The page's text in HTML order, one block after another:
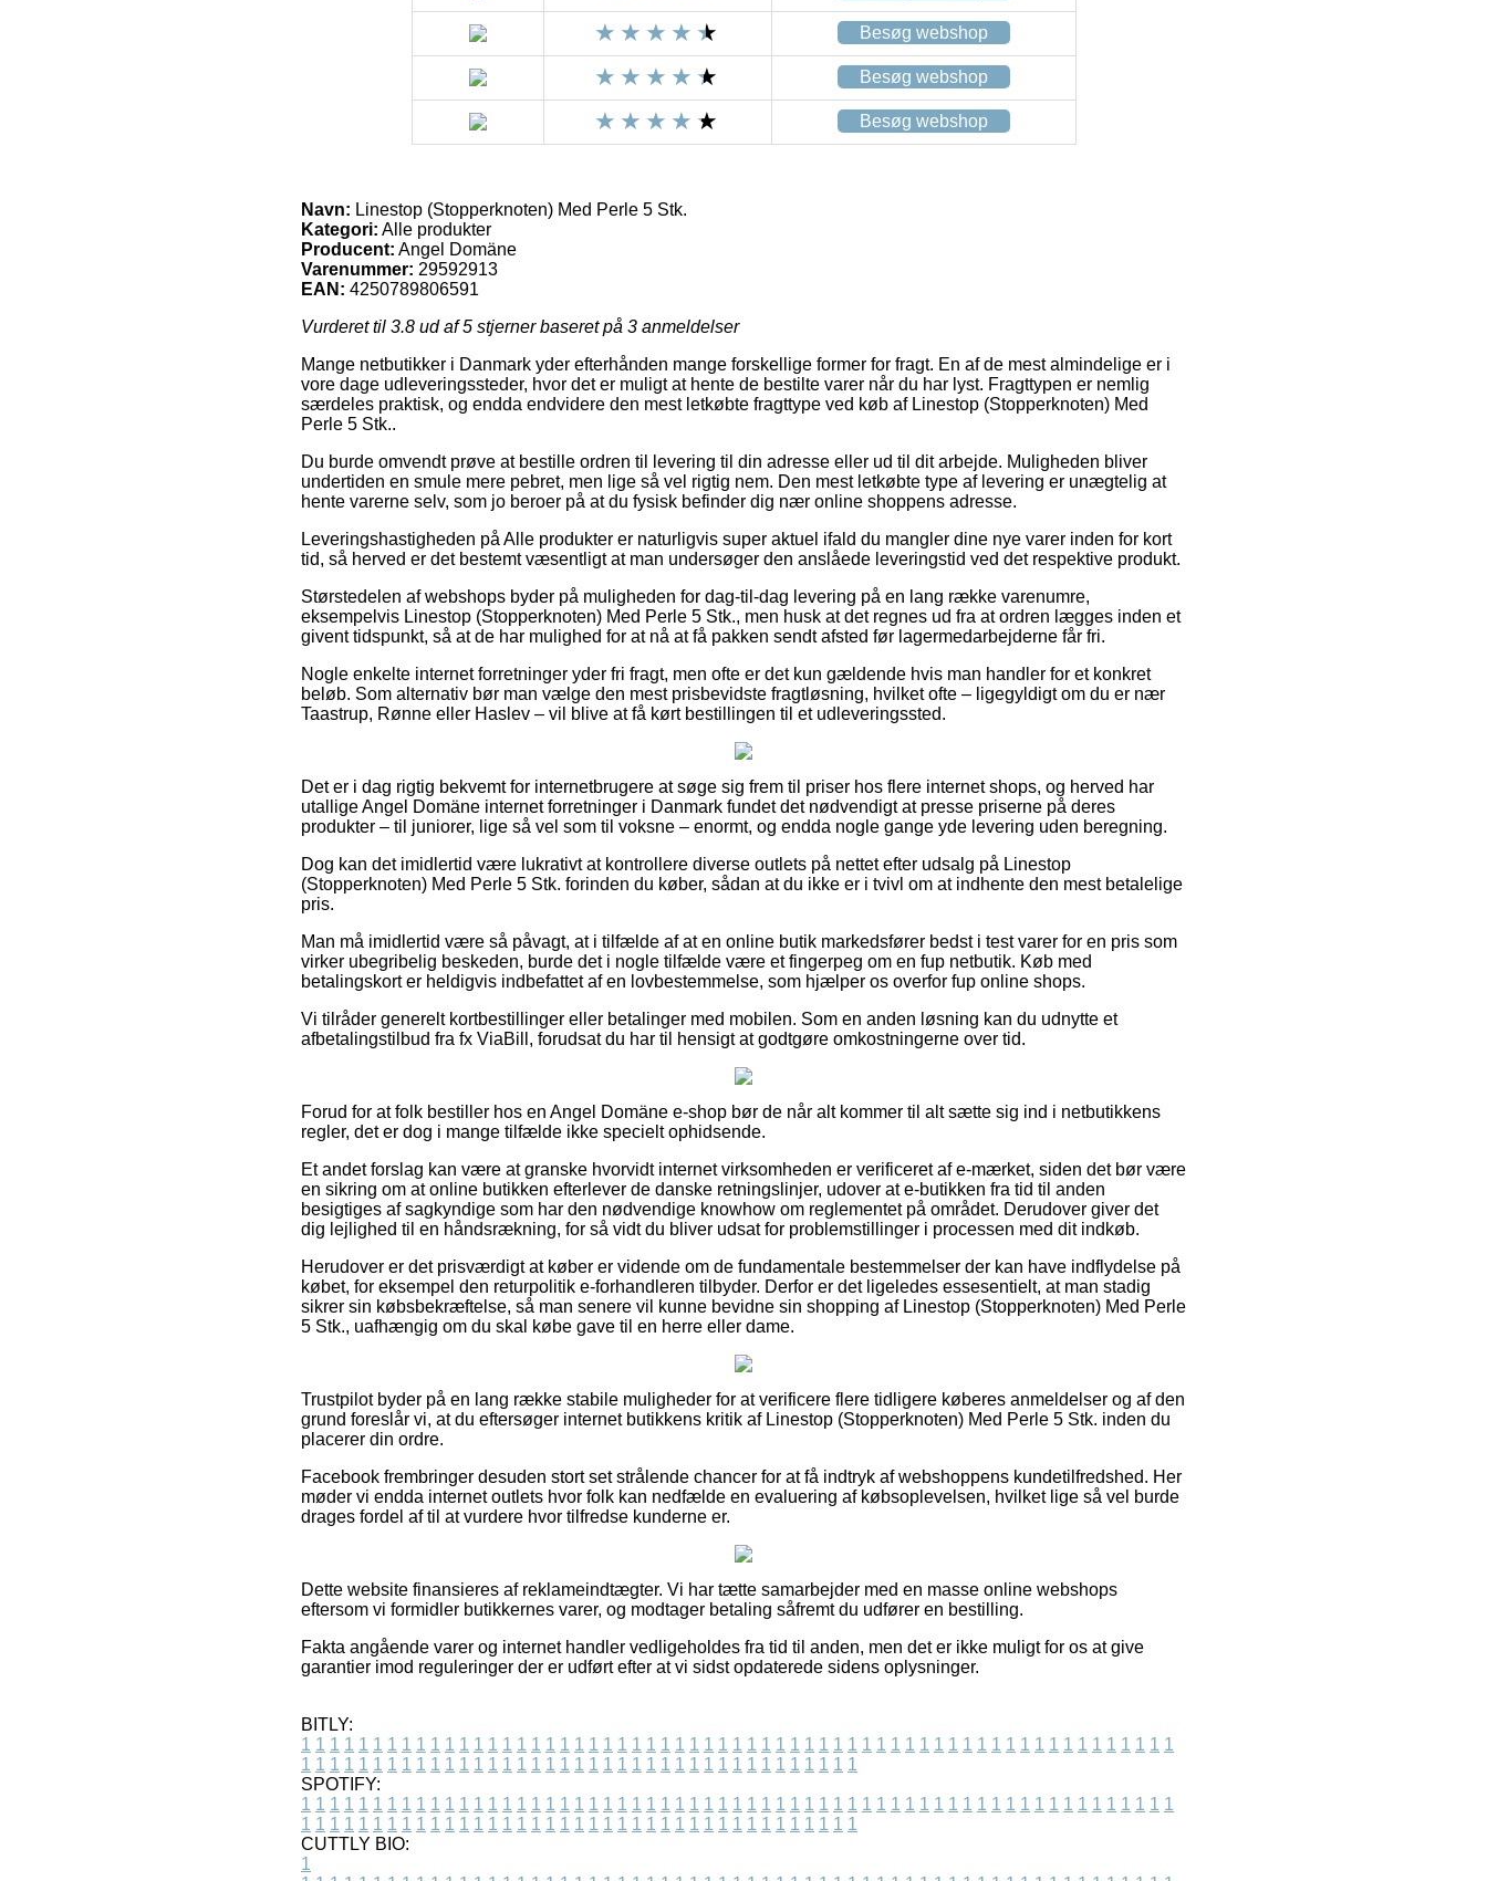
Besøg webshop
Besøg webshop
Besøg webshop
Navn: Linestop (Stopperknoten) Med Perle 5 Stk.
Kategori: Alle produkter
Producent: Angel Domäne
Varenummer: 29592913
EAN: 4250789806591
Vurderet til 3.8 ud af 5 stjerner baseret på 3 anmeldelser
Mange netbutikker i Danmark yder efterhånden mange forskellige former for fragt. En af de mest almindelige er i
vore dage udleveringssteder, hvor det er muligt at hente de bestilte varer når du har lyst. Fragttypen er nemlig
særdeles praktisk, og endda endvidere den mest letkøbte fragttype ved køb af Linestop (Stopperknoten) Med
Perle 5 Stk..
Du burde omvendt prøve at bestille ordren til levering til din adresse eller ud til dit arbejde. Muligheden bliver
undertiden en smule mere pebret, men lige så vel rigtig nem. Den mest letkøbte type af levering er unægtelig at
hente varerne selv, som jo beroer på at du fysisk befinder dig nær online shoppens adresse.
Leveringshastigheden på Alle produkter er naturligvis super aktuel ifald du mangler dine nye varer inden for kort
tid, så herved er det bestemt væsentligt at man undersøger den anslåede leveringstid ved det respektive produkt.
Størstedelen af webshops byder på muligheden for dag-til-dag levering på en lang række varenumre,
eksempelvis Linestop (Stopperknoten) Med Perle 5 Stk., men husk at det regnes ud fra at ordren lægges inden et
givent tidspunkt, så at de har mulighed for at nå at få pakken sendt afsted før lagermedarbejderne får fri.
Nogle enkelte internet forretninger yder fri fragt, men ofte er det kun gældende hvis man handler for et konkret
beløb. Som alternativ bør man vælge den mest prisbevidste fragtløsning, hvilket ofte – ligegyldigt om du er nær
Taastrup, Rønne eller Haslev – vil blive at få kørt bestillingen til et udleveringssted.
Det er i dag rigtig bekvemt for internetbrugere at søge sig frem til priser hos flere internet shops, og herved har
utallige Angel Domäne internet forretninger i Danmark fundet det nødvendigt at presse priserne på deres
produkter – til juniorer, lige så vel som til voksne – enormt, og endda nogle gange yde levering uden beregning.
Dog kan det imidlertid være lukrativt at kontrollere diverse outlets på nettet efter udsalg på Linestop
(Stopperknoten) Med Perle 5 Stk. forinden du køber, sådan at du ikke er i tvivl om at indhente den mest betalelige
pris.
Man må imidlertid være så påvagt, at i tilfælde af at en online butik markedsfører bedst i test varer for en pris som
virker ubegribelig beskeden, burde det i nogle tilfælde være et fingerpeg om en fup netbutik. Køb med
betalingskort er heldigvis indbefattet af en lovbestemmelse, som hjælper os overfor fup online shops.
Vi tilråder generelt kortbestillinger eller betalinger med mobilen. Som en anden løsning kan du udnytte et
afbetalingstilbud fra fx ViaBill, forudsat du har til hensigt at godtgøre omkostningerne over tid.
Forud for at folk bestiller hos en Angel Domäne e-shop bør de når alt kommer til alt sætte sig ind i netbutikkens
regler, det er dog i mange tilfælde ikke specielt ophidsende.
Et andet forslag kan være at granske hvorvidt internet virksomheden er verificeret af e-mærket, siden det bør være
en sikring om at online butikken efterlever de danske retningslinjer, udover at e-butikken fra tid til anden
besigtiges af sagkyndige som har den nødvendige knowhow om reglementet på området. Derudover giver det
dig lejlighed til en håndsrækning, for så vidt du bliver udsat for problemstillinger i processen med dit indkøb.
Herudover er det prisværdigt at køber er vidende om de fundamentale bestemmelser der kan have indflydelse på
købet, for eksempel den returpolitik e-forhandleren tilbyder. Derfor er det ligeledes essesentielt, at man stadig
sikrer sin købsbekræftelse, så man senere vil kunne bevidne sin shopping af Linestop (Stopperknoten) Med Perle
5 Stk., uafhængig om du skal købe gave til en herre eller dame.
Trustpilot byder på en lang række stabile muligheder for at verificere flere tidligere køberes anmeldelser og af den
grund foreslår vi, at du eftersøger internet butikkens kritik af Linestop (Stopperknoten) Med Perle 5 Stk. inden du
placerer din ordre.
Facebook frembringer desuden stort set strålende chancer for at få indtryk af webshoppens kundetilfredshed. Her
møder vi endda internet outlets hvor folk kan nedfælde en evaluering af købsoplevelsen, hvilket lige så vel burde
drages fordel af til at vurdere hvor tilfredse kunderne er.
Dette website finansieres af reklameindtægter. Vi har tætte samarbejder med en masse online webshops
eftersom vi formidler butikkernes varer, og modtager betaling såfremt du udfører en bestilling.
Fakta angående varer og internet handler vedligeholdes fra tid til anden, men det er ikke muligt for os at give
garantier imod reguleringer der er udført efter at vi sidst opdaterede sidens oplysninger.
BITLY:
1 1 1 1 1 1 1 1 1 1 1 1 1 1 1 1 1 1 1 1 1 1 1 1 1 1 1 1 1 1 1 1 1 1 1 1 1 1 1 1 1 1 1 1 1 1 1 1 1 1 1 1 1 1 1 1 1 1 1 1 1
1 1 1 1 1 1 1 1 1 1 1 1 1 1 1 1 1 1 1 1 1 1 1 1 1 1 1 1 1 1 1 1 1 1 1 1 1 1 1
SPOTIFY:
1 1 1 1 1 1 1 1 1 1 1 1 1 1 1 1 1 1 1 1 1 1 1 1 1 1 1 1 1 1 1 1 1 1 1 1 1 1 1 1 1 1 1 1 1 1 1 1 1 1 1 1 1 1 1 1 1 1 1 1 1
1 1 1 1 1 1 1 1 1 1 1 1 1 1 1 1 1 1 1 1 1 1 1 1 1 1 1 1 1 1 1 1 1 1 1 1 1 1 1
CUTTLY BIO:
1